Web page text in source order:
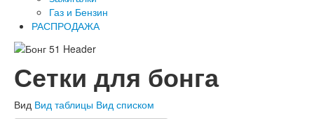
Газ и Бензин
РАСПРОДАЖА
Сетки для бонга
Вид Вид таблицы Вид списком